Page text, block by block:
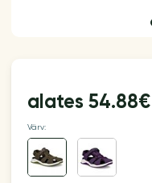
alates54.88€
Värv: